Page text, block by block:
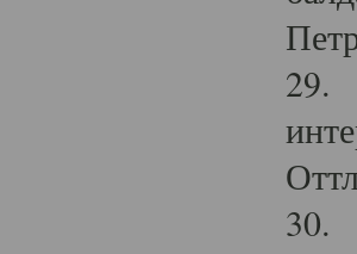
29.
30.